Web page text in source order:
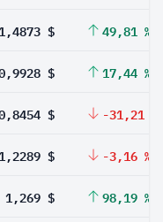
$ 49,81 %
$ 17,44 %
$ -31,21 %
$ -3,16 %
1,269 $ 98,19 %